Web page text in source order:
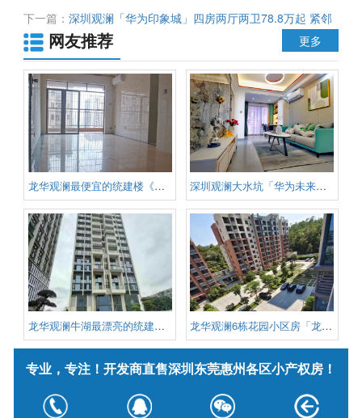
落深户 双层底下车库 人车分流 环境优美 单价16800元/平 可分
期
下一篇：深圳观澜「华为印象城」四房两厅两卫78.8万起 紧邻
华为数字城 富士康 美团等中国巨头企业 生活配套齐全
网友推荐 更多
龙华观澜最便宜的统建楼《悦山府 深圳观澜大水坑「华为未来城」龙
龙华观澜牛湖最漂亮的统建楼《港 龙华观澜6栋花园小区房「龙观御
专业，专注！开发商直售深圳东莞惠州各区小产权房！
版权信息：深圳小产权信息网 版权所有